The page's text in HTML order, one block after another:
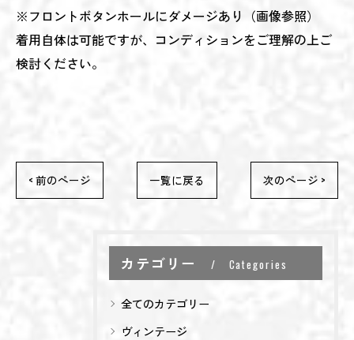
※フロントボタンホールにダメージあり（画像参照）
着用自体は可能ですが、コンディションをご理解の上ご
検討ください。
< 前のページ 一覧に戻る 次のページ >
カテゴリー Categories
全てのカテゴリー
ヴィンテージ